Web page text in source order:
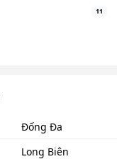
11
Đống Đa
Long Biên